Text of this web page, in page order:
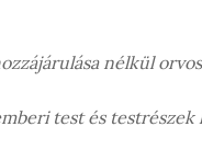
nélkül
test és testrészek